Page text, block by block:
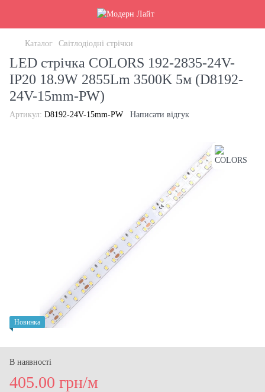
Каталог Світлодіодні стрічки
LED стрічка COLORS 192-2835-24V-
IP20 18.9W 2855Lm 3500K 5м (D8192-
24V-15mm-PW)
Артикул: D8192-24V-15mm-PW Написати відгук
Новинка
В наявності
405.00 грн/м